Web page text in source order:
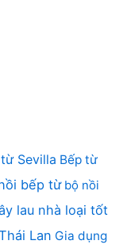
Sevilla Bếp từ
bếp từ bộ nồi
lau nhà loại tốt
Lan Gia dụng